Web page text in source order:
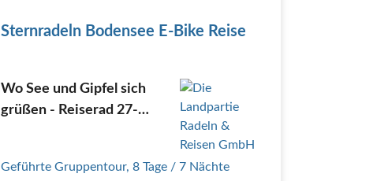
Sternradeln Bodensee E-Bike Reise
Wo See und Gipfel sich
grüßen - Reiserad 27-
Geführte Gruppentour,8 Tage / 7 Nächte